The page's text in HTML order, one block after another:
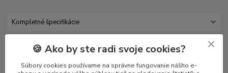
Kompletné špecifikácie
Hodnotenie 0
Komentáre 0
🍪 Ako by ste radi svoje cookies?
Súbory cookies používame na správne fungovanie nášho e-